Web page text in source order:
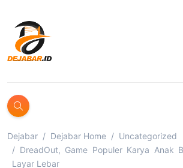
Dejabar Dejabar Home
Uncategorized
DreadOut, Game Populer Karya Anak
Layar Lebar